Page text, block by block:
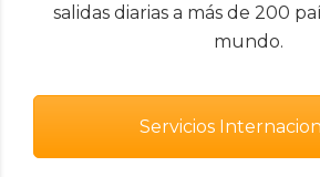
salidas diarias a más de 200
mundo.
Servicios